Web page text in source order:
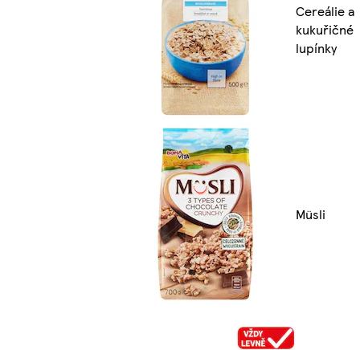
Cereálie a
kukuřičné
lupínky
Müsli